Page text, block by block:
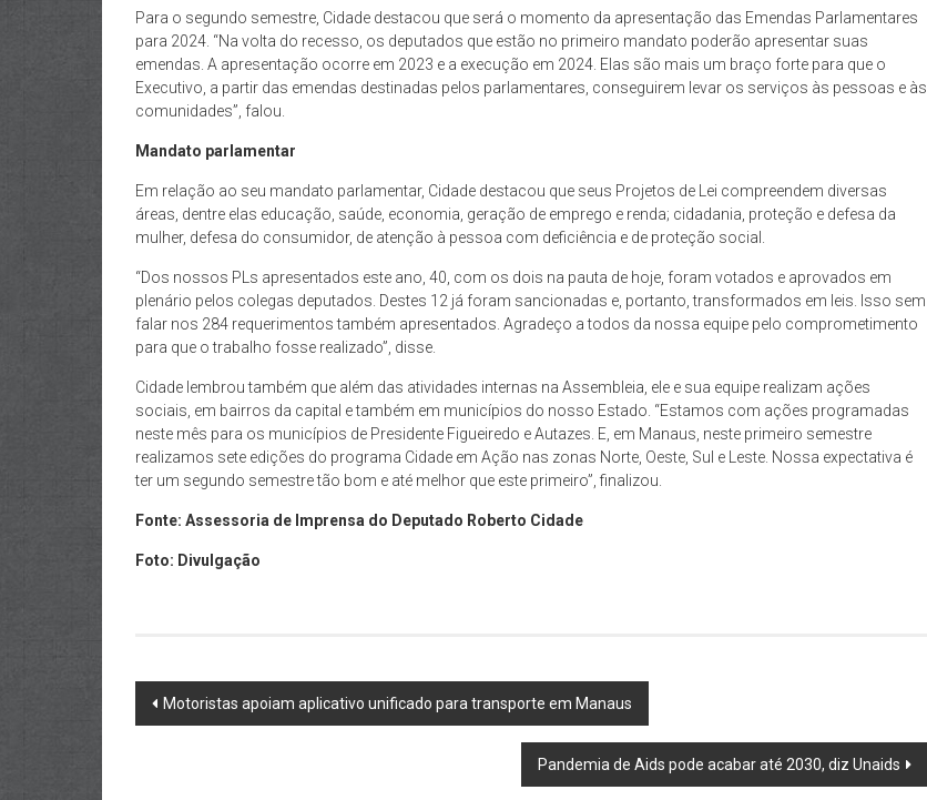
Para o segundo semestre, Cidade destacou que será o momento da apresentação das Emendas Parlamentares
para 2024. “Na volta do recesso, os deputados que estão no primeiro mandato poderão apresentar suas
emendas. A apresentação ocorre em 2023 e a execução em 2024. Elas são mais um braço forte para que o
Executivo, a partir das emendas destinadas pelos parlamentares, conseguirem levar os serviços às pessoas e às
comunidades”, falou.
Mandato parlamentar
Em relação ao seu mandato parlamentar, Cidade destacou que seus Projetos de Lei compreendem diversas
áreas, dentre elas educação, saúde, economia, geração de emprego e renda; cidadania, proteção e defesa da
mulher, defesa do consumidor, de atenção à pessoa com deficiência e de proteção social.
“Dos nossos PLs apresentados este ano, 40, com os dois na pauta de hoje, foram votados e aprovados em
plenário pelos colegas deputados. Destes 12 já foram sancionadas e, portanto, transformados em leis. Isso sem
falar nos 284 requerimentos também apresentados. Agradeço a todos da nossa equipe pelo comprometimento
para que o trabalho fosse realizado”, disse.
Cidade lembrou também que além das atividades internas na Assembleia, ele e sua equipe realizam ações
sociais, em bairros da capital e também em municípios do nosso Estado. “Estamos com ações programadas
neste mês para os municípios de Presidente Figueiredo e Autazes. E, em Manaus, neste primeiro semestre
realizamos sete edições do programa Cidade em Ação nas zonas Norte, Oeste, Sul e Leste. Nossa expectativa é
ter um segundo semestre tão bom e até melhor que este primeiro”, finalizou.
Fonte: Assessoria de Imprensa do Deputado Roberto Cidade
Foto: Divulgação
Post
Motoristas apoiam aplicativo unificado para transporte em Manaus
Pandemia de Aids pode acabar até 2030, diz Unaids